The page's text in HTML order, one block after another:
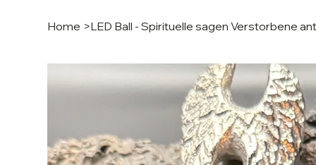
Home >LED Ball - Spirituelle sagen Verstorbene